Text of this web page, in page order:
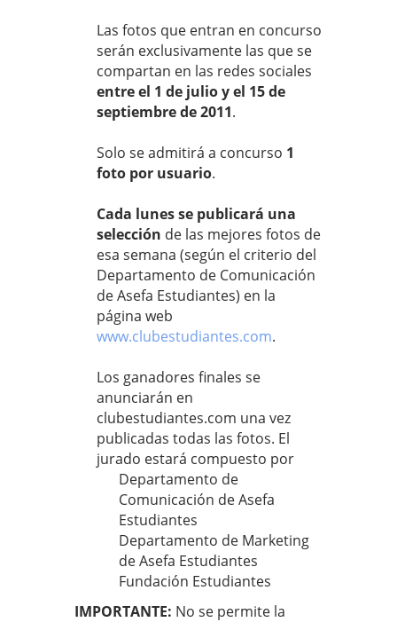
Las fotos que entran en concurso
serán exclusivamente las que se
compartan en las redes sociales
entre el 1 de julio y el 15 de
septiembre de 2011.
Solo se admitirá a concurso 1
foto por usuario.
Cada lunes se publicará una
selección de las mejores fotos de
esa semana (según el criterio del
Departamento de Comunicación
de Asefa Estudiantes) en la
página web
www.clubestudiantes.com.
Los ganadores finales se
anunciarán en
clubestudiantes.com una vez
publicadas todas las fotos. El
jurado estará compuesto por
Departamento de
Comunicación de Asefa
Estudiantes
Departamento de Marketing
de Asefa Estudiantes
Fundación Estudiantes
IMPORTANTE: No se permite la